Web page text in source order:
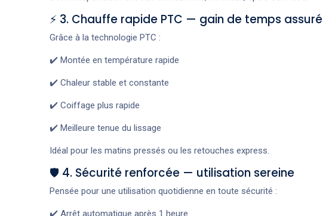
⚡ 3. Chauffe rapide PTC — gain de temps assuré
Grâce à la technologie PTC :
✔️ Montée en température rapide
✔️ Chaleur stable et constante
✔️ Coiffage plus rapide
✔️ Meilleure tenue du lissage
Idéal pour les matins pressés ou les retouches express.
🛡️ 4. Sécurité renforcée — utilisation sereine
Pensée pour une utilisation quotidienne en toute sécurité :
✔️ Arrêt automatique après 1 heure